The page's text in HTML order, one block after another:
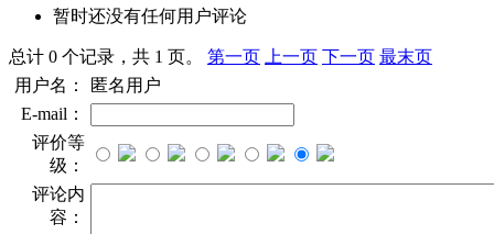
暂时还没有任何用户评论
总计 0 个记录，共 1 页。 第一页 上一页 下一页 最末页
用户名：
匿名用户
E-mail：
评价等
级：
评论内
容：